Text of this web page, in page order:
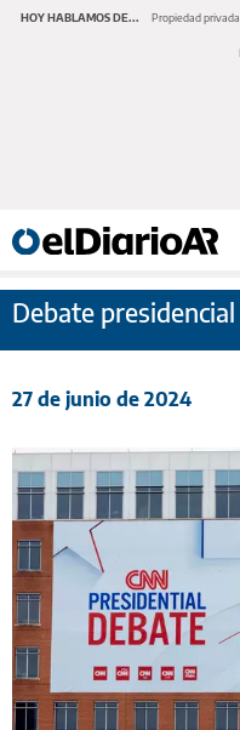
HOY HABLAMOS DE... Propiedad privada
Debate presidencial
27 de junio de 2024